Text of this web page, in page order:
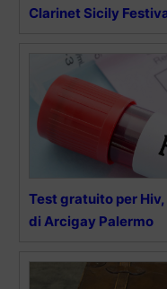
Clarinet Sicily
Test gratuito per
di Arcigay Palermo